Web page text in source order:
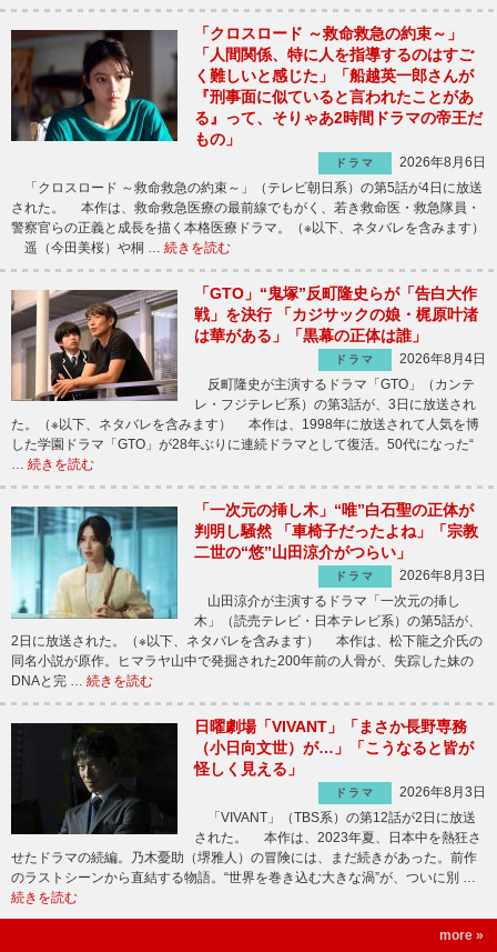
「クロスロード ～救命救急の約束～」
「人間関係、特に人を指導するのはすご
く難しいと感じた」「船越英一郎さんが
『刑事面に似ていると言われたことがあ
る』って、そりゃあ2時間ドラマの帝王だ
もの」
ドラマ
2026年8月6日
「クロスロード ～救命救急の約束～」（テレビ朝日系）の第5話が4日に放送
された。 本作は、救命救急医療の最前線でもがく、若き救命医・救急隊員・
警察官らの正義と成長を描く本格医療ドラマ。（※以下、ネタバレを含みます）
遥（今田美桜）や桐 … 続きを読む
「GTO」“鬼塚”反町隆史らが「告白大作
戦」を決行 「カジサックの娘・梶原叶渚
は華がある」「黒幕の正体は誰」
ドラマ
2026年8月4日
反町隆史が主演するドラマ「GTO」（カンテ
レ・フジテレビ系）の第3話が、3日に放送され
た。（※以下、ネタバレを含みます） 本作は、1998年に放送されて人気を博
した学園ドラマ「GTO」が28年ぶりに連続ドラマとして復活。50代になった“
… 続きを読む
「一次元の挿し木」“唯”白石聖の正体が
判明し騒然 「車椅子だったよね」「宗教
二世の“悠”山田涼介がつらい」
ドラマ
2026年8月3日
山田涼介が主演するドラマ「一次元の挿し
木」（読売テレビ・日本テレビ系）の第5話が、
2日に放送された。（※以下、ネタバレを含みます） 本作は、松下龍之介氏の
同名小説が原作。ヒマラヤ山中で発掘された200年前の人骨が、失踪した妹の
DNAと完 … 続きを読む
日曜劇場「VIVANT」「まさか長野専務
（小日向文世）が…」「こうなると皆が
怪しく見える」
ドラマ
2026年8月3日
「VIVANT」（TBS系）の第12話が2日に放送
された。 本作は、2023年夏、日本中を熱狂さ
せたドラマの続編。乃木憂助（堺雅人）の冒険には、まだ続きがあった。前作
のラストシーンから直結する物語。“世界を巻き込む大きな渦”が、ついに別 …
続きを読む
more »